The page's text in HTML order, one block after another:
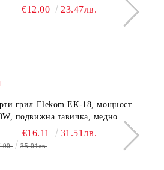
стъкло - 6.0 мм,
€12.00 23.47лв.
грил Elekom ЕК-18, мощност
подвижна тавичка, медно
на реотана
€16.11 31.51лв.
35.01лв.